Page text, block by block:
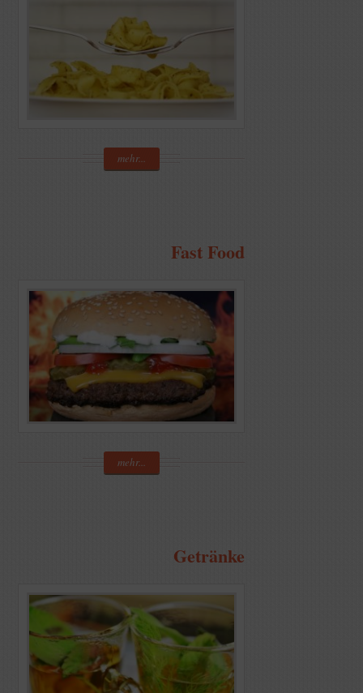
mehr...
Fast Food
mehr...
Getränke